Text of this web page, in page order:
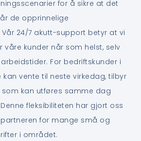
for å sikre at det
de opprinnelige
Vår 24/7 akutt-support betyr at vi
våre kunder når som helst, selv
For bedriftskunder i
kan vente til neste virkedag, tilbyr
som kan utføres samme dag
fleksibiliteten har gjort oss
for mange små og
i området.